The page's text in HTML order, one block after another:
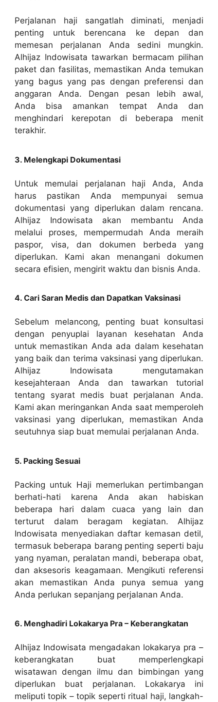
Perjalanan haji sangatlah diminati, menjadi
penting untuk berencana ke depan dan
memesan perjalanan Anda sedini mungkin.
Alhijaz Indowisata tawarkan bermacam pilihan
paket dan fasilitas, memastikan Anda temukan
yang bagus yang pas dengan preferensi dan
anggaran Anda. Dengan pesan lebih awal,
Anda bisa amankan tempat Anda dan
menghindari kerepotan di beberapa menit
terakhir.
3. Melengkapi Dokumentasi
Untuk memulai perjalanan haji Anda, Anda
harus pastikan Anda mempunyai semua
dokumentasi yang diperlukan dalam rencana.
Alhijaz Indowisata akan membantu Anda
melalui proses, mempermudah Anda meraih
paspor, visa, dan dokumen berbeda yang
diperlukan. Kami akan menangani dokumen
secara efisien, mengirit waktu dan bisnis Anda.
4. Cari Saran Medis dan Dapatkan Vaksinasi
Sebelum melancong, penting buat konsultasi
dengan penyuplai layanan kesehatan Anda
untuk memastikan Anda ada dalam kesehatan
yang baik dan terima vaksinasi yang diperlukan.
Alhijaz Indowisata mengutamakan
kesejahteraan Anda dan tawarkan tutorial
tentang syarat medis buat perjalanan Anda.
Kami akan meringankan Anda saat memperoleh
vaksinasi yang diperlukan, memastikan Anda
seutuhnya siap buat memulai perjalanan Anda.
5. Packing Sesuai
Packing untuk Haji memerlukan pertimbangan
berhati-hati karena Anda akan habiskan
beberapa hari dalam cuaca yang lain dan
terturut dalam beragam kegiatan. Alhijaz
Indowisata menyediakan daftar kemasan detil,
termasuk beberapa barang penting seperti baju
yang nyaman, peralatan mandi, beberapa obat,
dan aksesoris keagamaan. Mengikuti referensi
akan memastikan Anda punya semua yang
Anda perlukan sepanjang perjalanan Anda.
6. Menghadiri Lokakarya Pra – Keberangkatan
Alhijaz Indowisata mengadakan lokakarya pra –
keberangkatan buat memperlengkapi
wisatawan dengan ilmu dan bimbingan yang
diperlukan buat perjalanan. Lokakarya ini
meliputi topik – topik seperti ritual haji, langkah-